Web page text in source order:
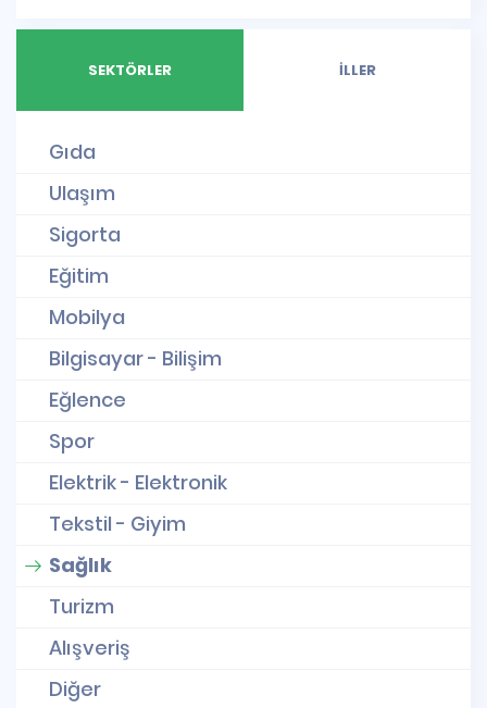
SEKTÖRLER İLLER
Gıda
Ulaşım
Sigorta
Eğitim
Mobilya
Bilgisayar - Bilişim
Eğlence
Spor
Elektrik - Elektronik
Tekstil - Giyim
Sağlık
Turizm
Alışveriş
Diğer